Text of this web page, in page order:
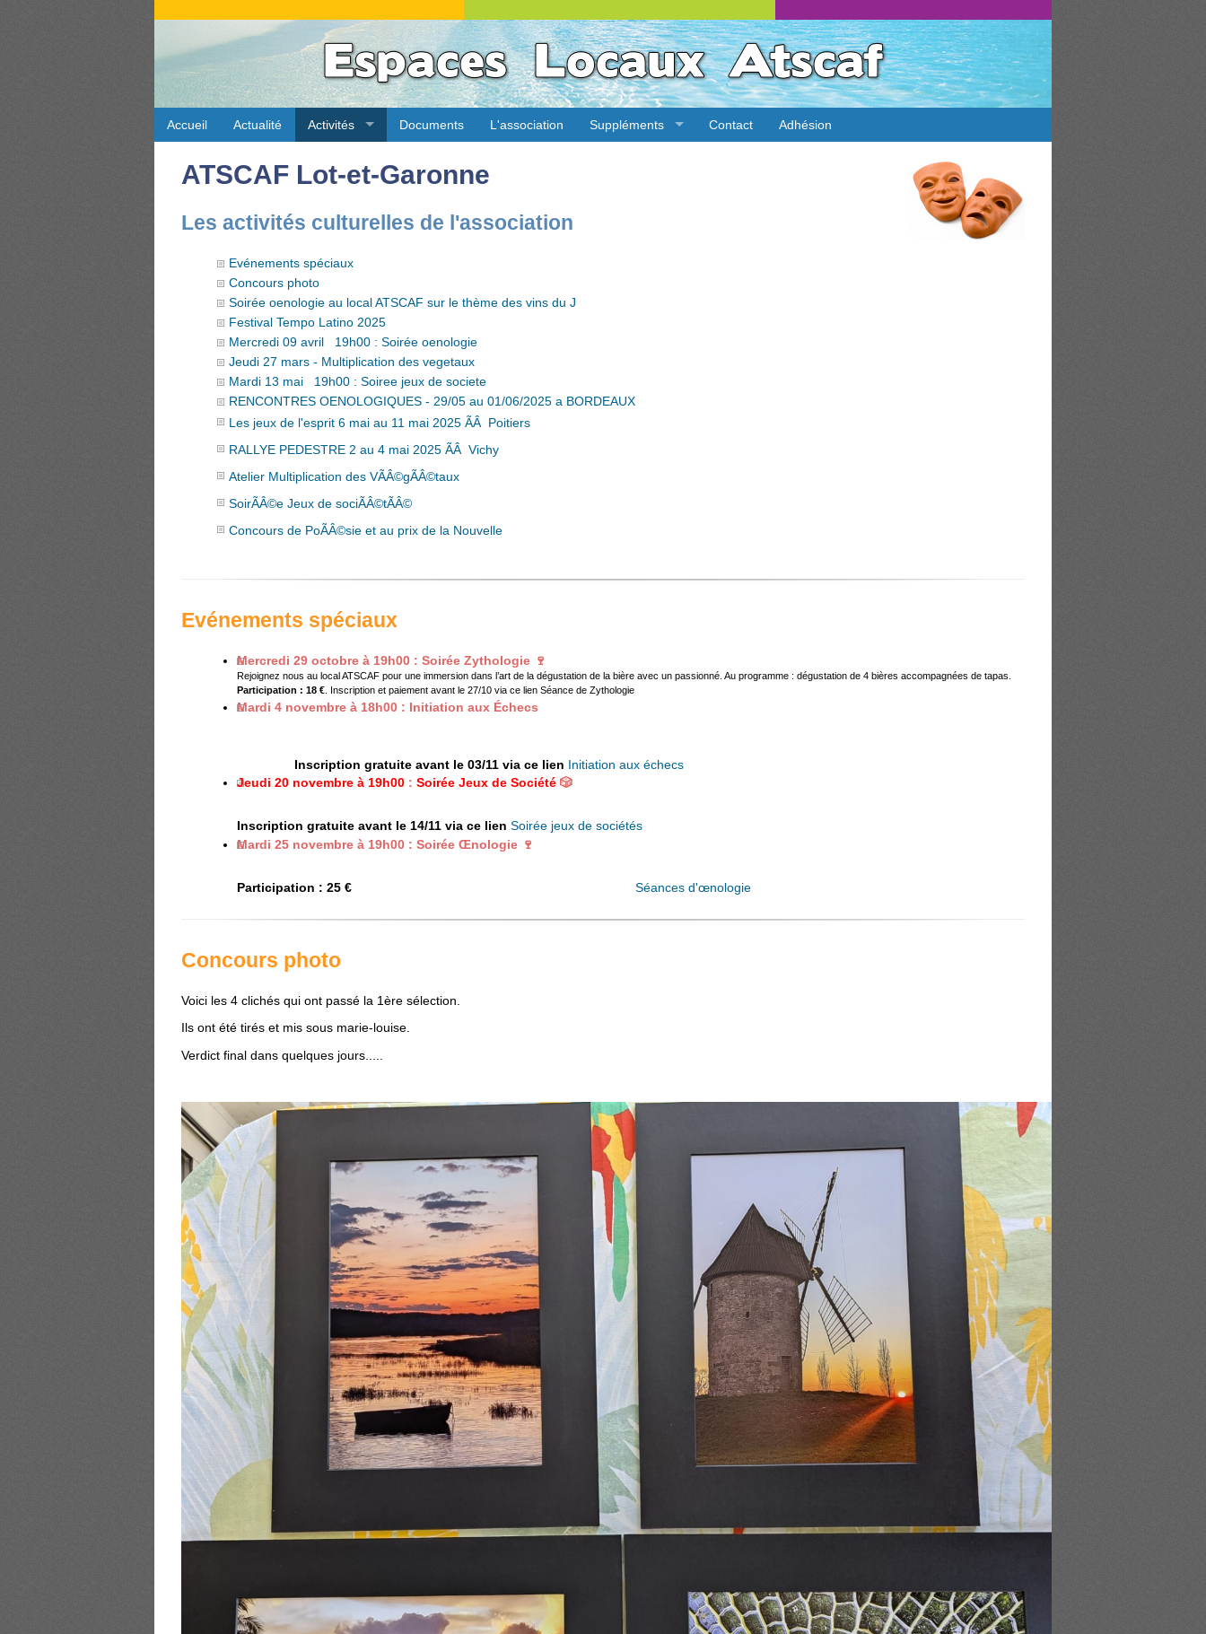
Accueil Actualité Activités Documents L'association Suppléments Contact Adhésion
ATSCAF Lot-et-Garonne
Les activités culturelles de l'association
Evénements spéciaux
Concours photo
Soirée oenologie au local ATSCAF sur le thème des vins du J
Festival Tempo Latino 2025
Mercredi 09 avril 19h00 : Soirée oenologie
Jeudi 27 mars - Multiplication des vegetaux
Mardi 13 mai 19h00 : Soiree jeux de societe
RENCONTRES OENOLOGIQUES - 29/05 au 01/06/2025 a BORDEAUX
Les jeux de l'esprit 6 mai au 11 mai 2025 ÃÂ Poitiers
RALLYE PEDESTRE 2 au 4 mai 2025 ÃÂ Vichy
Atelier Multiplication des VÃÂ©gÃÂ©taux
SoirÃÂ©e Jeux de sociÃÂ©tÃÂ©
Concours de PoÃÂ©sie et au prix de la Nouvelle
Evénements spéciaux
Mercredi 29 octobre à 19h00 : Soirée Zythologie 🍷
Rejoignez nous au local ATSCAF pour une immersion dans l’art de la dégustation de la bière avec un passionné. Au programme : dégustation de 4 bières accompagnées de tapas.
Participation : 18 € . Inscription et paiement avant le 27/10 via ce lien Séance de Zythologie
Mardi 4 novembre à 18h00 : Initiation aux Échecs
Inscription gratuite avant le 03/11 via ce lien Initiation aux échecs
Jeudi 20 novembre à 19h00 : Soirée Jeux de Société 🎲
Inscription gratuite avant le 14/11 via ce lien Soirée jeux de sociétés
Mardi 25 novembre à 19h00 : Soirée Œnologie 🍷
Participation : 25 €
Séances d'œnologie
Concours photo
Voici les 4 clichés qui ont passé la 1ère sélection.
Ils ont été tirés et mis sous marie-louise.
Verdict final dans quelques jours.....